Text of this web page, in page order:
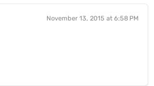
November 13, 2015 at 6:58 PM